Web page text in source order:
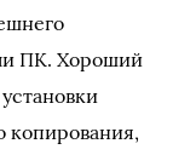
ПК. Хороший
копирования,